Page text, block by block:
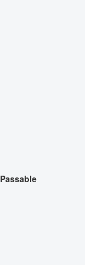
Passable